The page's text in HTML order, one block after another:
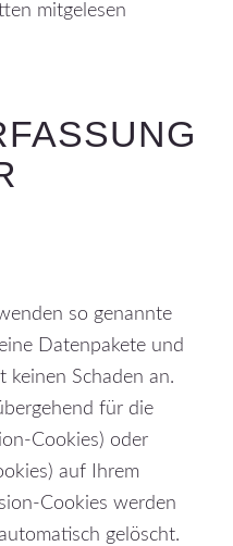
mitgelesen
so genannte
Datenpakete und
keinen Schaden an.
für die
Cookies) oder
auf Ihrem
Cookies werden
gelöscht.